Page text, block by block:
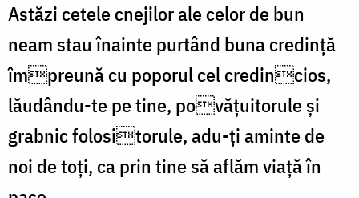
Astăzi cetele cnejilor ale celor de bun
neam stau înainte purtând buna credință
împreună cu poporul cel credincios,
lăudându-te pe tine, povățuitorule și
grabnic folositorule, adu-ți aminte de
noi de toți, ca prin tine să aflăm viață în